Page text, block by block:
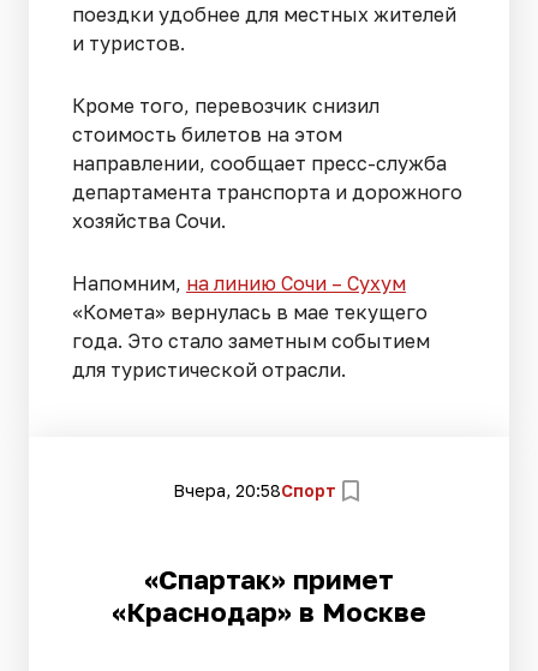
поездки удобнее для местных жителей
и туристов.
Кроме того, перевозчик снизил
стоимость билетов на этом
направлении, сообщает пресс-служба
департамента транспорта и дорожного
хозяйства Сочи.
Напомним, на линию Сочи – Сухум
«Комета» вернулась в мае текущего
года. Это стало заметным событием
для туристической отрасли.
Вчера, 20:58Спорт
«Спартак» примет
«Краснодар» в Москве